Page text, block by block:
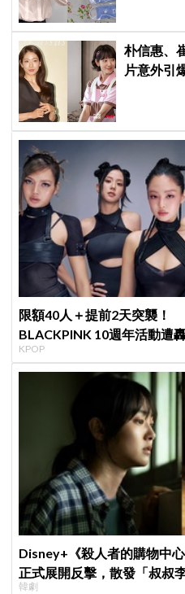
朴信惠、
片意外引
限額40人＋提前2天突襲！
BLACKPINK 10週年活動遭
衍」，YG急證實：4人確定完
KPOP
Disney+《殺人者的購物中
正式展開反擊，散發「叔叔
韓劇